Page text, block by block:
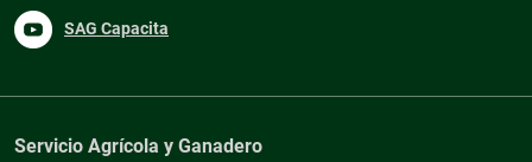
SAG Capacita
Servicio Agrícola y Ganadero